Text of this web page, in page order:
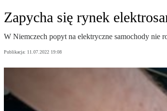
Zapycha się rynek
W Niemczech popyt na elektryczne samochody nie
Publikacja: 11.07.2022 19:08